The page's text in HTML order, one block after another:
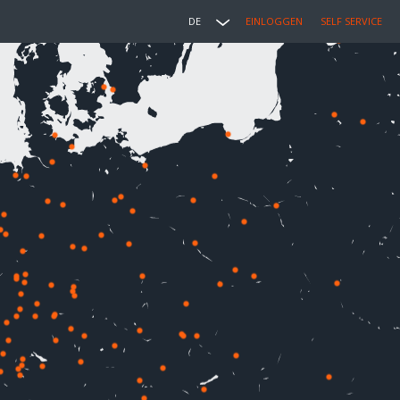
DE EINLOGGEN SELF SERVICE